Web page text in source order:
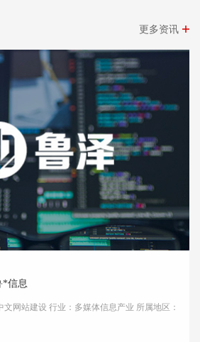
更多资讯
*信息
网站建设 行业：多媒体信息产业 所属地区：